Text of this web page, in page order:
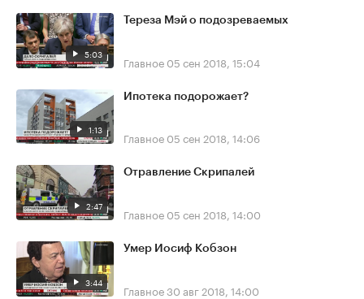
5:03
Тереза Мэй о подозреваемых
Главное 05 сен 2018, 15:04
1:13
Ипотека подорожает?
Главное 05 сен 2018, 14:06
2:47
Отравление Скрипалей
Главное 05 сен 2018, 14:00
3:44
Умер Иосиф Кобзон
Главное30 авг 2018, 14:00